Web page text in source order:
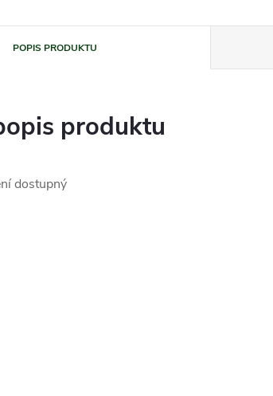
POPIS PRODUKTU
produktu
dostupný